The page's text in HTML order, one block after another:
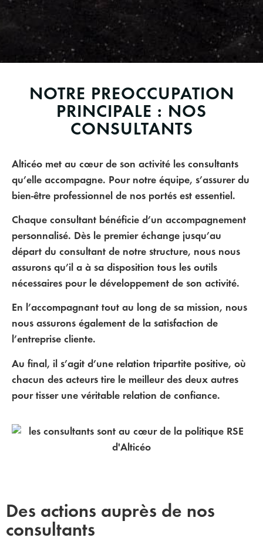
NOTRE PREOCCUPATION
PRINCIPALE : NOS
CONSULTANTS
Alticéo met au cœur de son activité les consultants
qu’elle accompagne. Pour notre équipe, s’assurer du
bien-être professionnel de nos portés est essentiel.
Chaque consultant bénéficie d’un accompagnement
personnalisé. Dès le premier échange jusqu’au
départ du consultant de notre structure, nous nous
assurons qu’il a à sa disposition tous les outils
nécessaires pour le développement de son activité.
En l’accompagnant tout au long de sa mission, nous
nous assurons également de la satisfaction de
l’entreprise cliente.
Au final, il s’agit d’une relation tripartite positive, où
chacun des acteurs tire le meilleur des deux autres
pour tisser une véritable relation de confiance.
Des actions auprès de nos
consultants